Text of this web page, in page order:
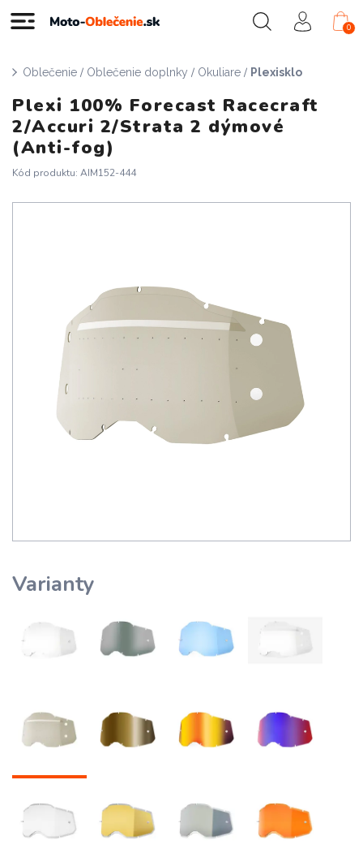
0
Oblečenie / Oblečenie doplnky / Okuliare / Plexisklo
Plexi 100% Forecast Racecraft
2/Accuri 2/Strata 2 dýmové
(Anti-fog)
Kód produktu: AIM152-444
Varianty